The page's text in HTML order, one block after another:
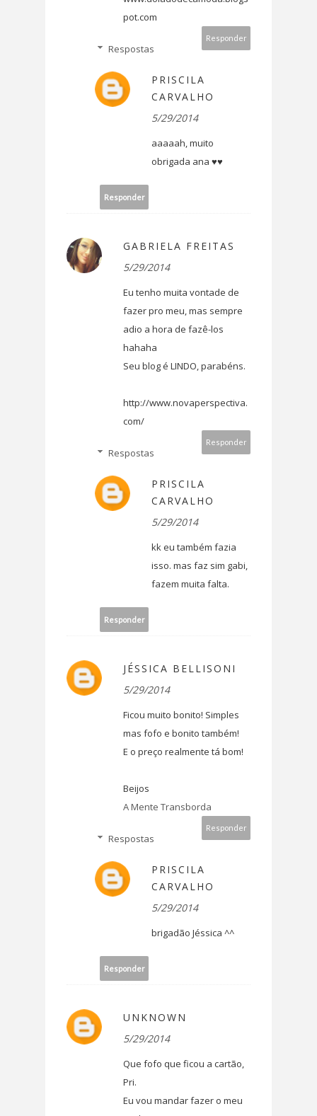
pot.com
Responder
Respostas
PRISCILA
CARVALHO
5/29/2014
aaaaah, muito
obrigada ana ♥♥
Responder
GABRIELA FREITAS
5/29/2014
Eu tenho muita vontade de
fazer pro meu, mas sempre
adio a hora de fazê-los
hahaha
Seu blog é LINDO, parabéns.
http://www.novaperspectiva.
com/
Responder
Respostas
PRISCILA
CARVALHO
5/29/2014
kk eu também fazia
isso. mas faz sim gabi,
fazem muita falta.
Responder
JÉSSICA BELLISONI
5/29/2014
Ficou muito bonito! Simples
mas fofo e bonito também!
E o preço realmente tá bom!
Beijos
A Mente Transborda
Responder
Respostas
PRISCILA
CARVALHO
5/29/2014
brigadão Jéssica ^^
Responder
UNKNOWN
5/29/2014
Que fofo que ficou a cartão,
Pri.
Eu vou mandar fazer o meu